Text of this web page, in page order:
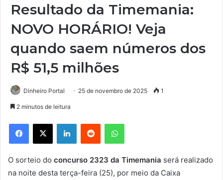
Resultado da Timemania:
NOVO HORÁRIO! Veja
quando saem números dos
R$ 51,5 milhões
Dinheiro Portal 25 de novembro de 2025 1
2 minutos de leitura
Facebook
X LinkedinReddit WhatsApp
O sorteio do concurso 2323 da Timemania será realizado
na noite desta terça-feira (25), por meio da Caixa